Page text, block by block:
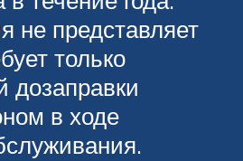
не представляет
только
дозаправки
в ходе